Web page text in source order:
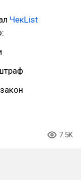
ЧекList
7.5K